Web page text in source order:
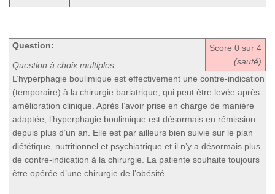
Score 0 sur 4
(sauté)
Question:
Question à choix multiples
L’hyperphagie boulimique est effectivement une contre-indication
(temporaire) à la chirurgie bariatrique, qui peut être levée après
amélioration clinique. Après l’avoir prise en charge de manière
adaptée, l’hyperphagie boulimique est désormais en rémission
depuis plus d’un an. Elle est par ailleurs bien suivie sur le plan
diététique, nutritionnel et psychiatrique et il n’y a désormais plus
de contre-indication à la chirurgie. La patiente souhaite toujours
être opérée d’une chirurgie de l’obésité.